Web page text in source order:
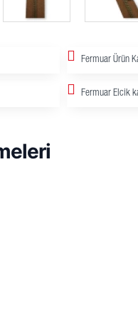
Fermuar Ürün
Fermuar Elcik